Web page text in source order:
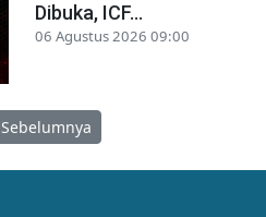
Dibuka, ICF...
06 Agustus 2026 09:00